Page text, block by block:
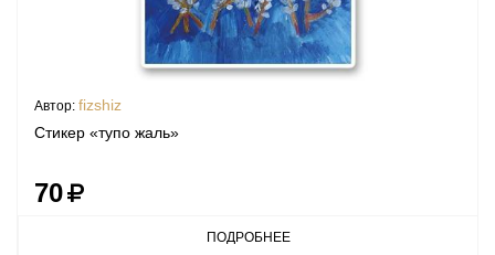
Автор: fizshiz
Стикер «тупо жаль»
70
ПОДРОБНЕЕ